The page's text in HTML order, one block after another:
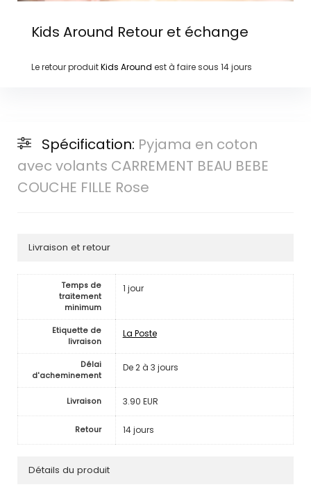
Kids Around Retour et échange
Le retour produitKids Around est à faire sous 14 jours
Spécification: Pyjama en coton
avec volants CARREMENT BEAU BEBE
COUCHE FILLE Rose
Livraison et retour
Temps de
traitement
minimum
1 jour
Etiquette de
livraison
La Poste
Délai
d'acheminement
De 2 à 3 jours
Livraison 3.90 EUR
Retour 14 jours
Détails du produit